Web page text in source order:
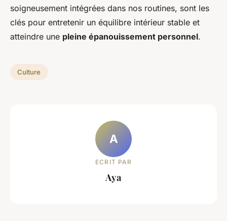
soigneusement intégrées dans nos routines, sont les
clés pour entretenir un équilibre intérieur stable et
atteindre une pleine épanouissement personnel.
Culture
A
ECRIT PAR
Aya